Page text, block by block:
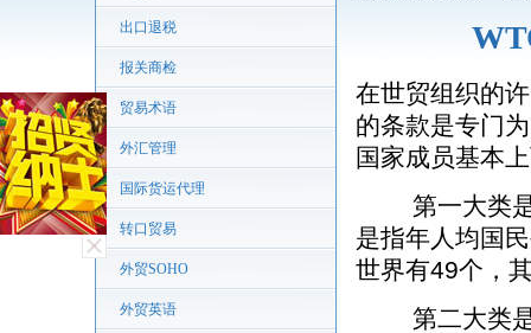
出口退税
报关商检
贸易术语
外汇管理
国际货运代理
转口贸易
外贸SOHO
外贸英语
在世贸组织的
的条款是专门
国家成员基本
第一大类是
是指年人均国
世界有49个，
第二大类是